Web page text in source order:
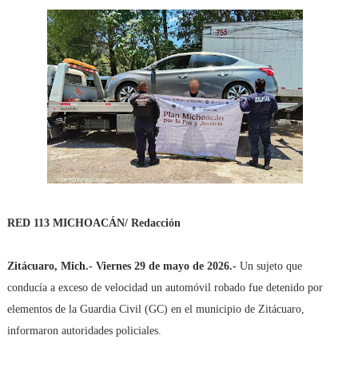
RED 113 MICHOACÁN/ Redacción
Zitácuaro, Mich.- Viernes 29 de mayo de 2026.-Un sujeto que
conducía a exceso de velocidad un automóvil robado fue detenido por
elementos de la Guardia Civil (GC) en el municipio de Zitácuaro,
informaron autoridades policiales.